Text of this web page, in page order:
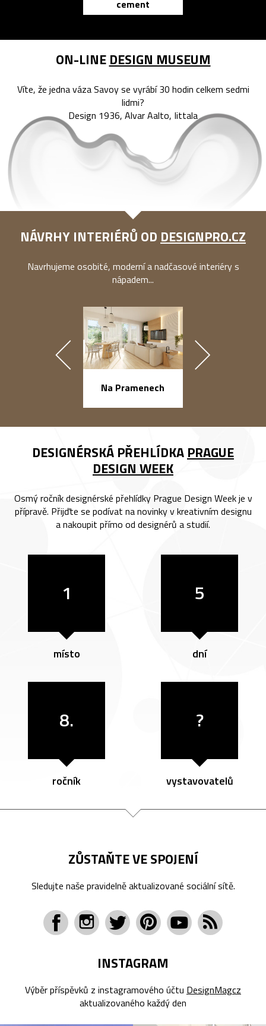
cement
ON-LINE DESIGN MUSEUM
Víte, že jedna váza Savoy se vyrábí 30 hodin celkem sedmi
lidmi?
Design 1936, Alvar Aalto, Iittala
NÁVRHY INTERIÉRŮ OD DESIGNPRO.CZ
Navrhujeme osobité, moderní a nadčasové interiéry s
nápadem...
Na Pramenech
DESIGNÉRSKÁ PŘEHLÍDKA PRAGUE
DESIGN WEEK
Osmý ročník designérské přehlídky Prague Design Week je v
přípravě. Přijďte se podívat na novinky v kreativním designu
a nakoupit přímo od designérů a studií.
1
místo
5
dní
8.
ročník
?
vystavovatelů
ZŮSTAŇTE VE SPOJENÍ
Sledujte naše pravidelně aktualizované sociální sítě.
INSTAGRAM
Výběr příspěvků z instagramového účtu DesignMagcz
aktualizovaného každý den